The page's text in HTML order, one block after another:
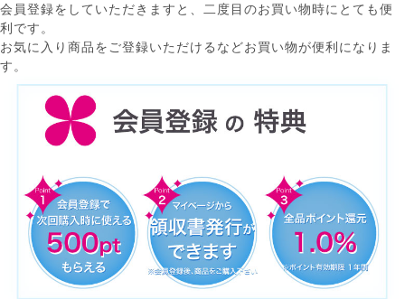
会員登録をしていただきますと、二度目のお買い物時にとても便
利です。
お気に入り商品をご登録いただけるなどお買い物が便利になりま
す。